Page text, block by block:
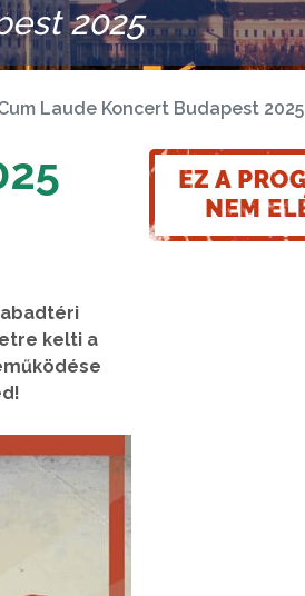
2025
Laude Koncert Budapest 2025
kelti a